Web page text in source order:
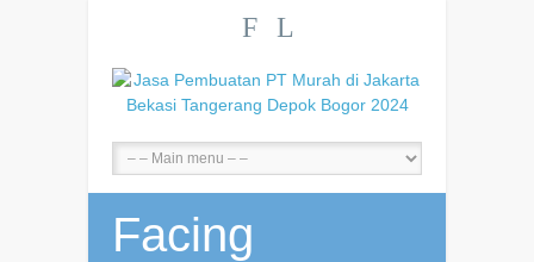
F L
Facing